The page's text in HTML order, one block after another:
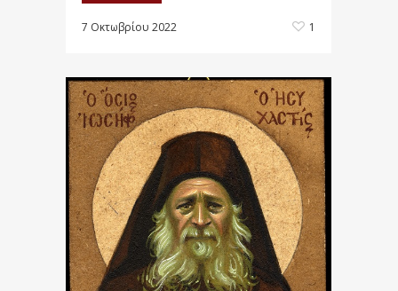
7 Οκτωβρίου 2022 1